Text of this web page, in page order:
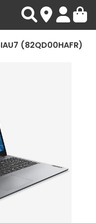
(82QD00HAFR)